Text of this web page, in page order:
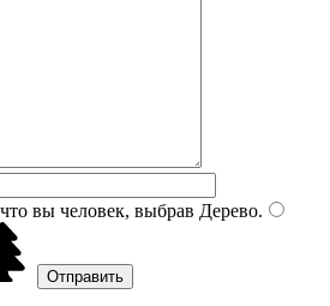
вы человек, выбрав Дерево.